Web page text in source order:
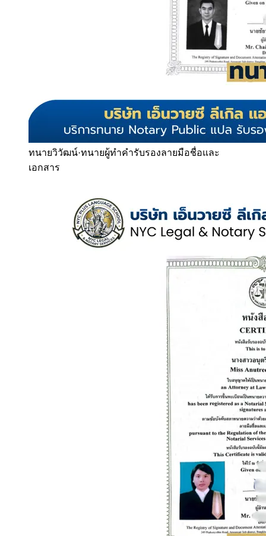
ทนายวิวัฒน์·ทนายผู้ทำคำรับรองลายมือชื่อและ
เอกสาร